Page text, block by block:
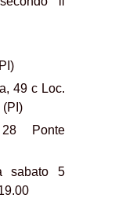
49 c Loc.
(PI)
Ponte
sabato 5